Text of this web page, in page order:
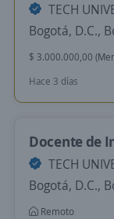
TECH
Bogotá, D.C.,
$ 3.000.000,00
Hace 3 días
Docente de
TECH
Bogotá, D.C.,
Remoto